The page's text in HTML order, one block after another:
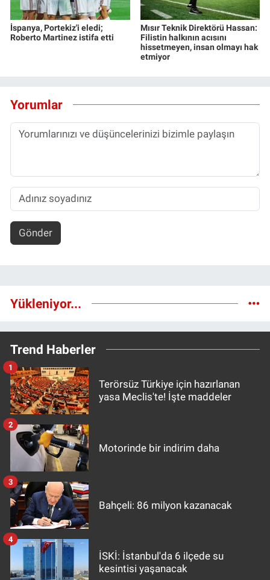
İspanya, Portekiz'i eledi;
Roberto Martinez istifa etti
Mısır Teknik Direktörü Hassan:
Filistin halkının acısını
hissetmeyen, insan olmayı hak
etmiyor
Yorumlar
Gönder
Yükleniyor...
Trend Haberler
Terörsüz Türkiye için hazırlanan
yasa Meclis'te! İşte maddeler
1
Motorinde bir indirim daha
2
Bahçeli: 86 milyon kazanacak
3
İSKİ: İstanbul'da 6 ilçede su
kesintisi yaşanacak
4